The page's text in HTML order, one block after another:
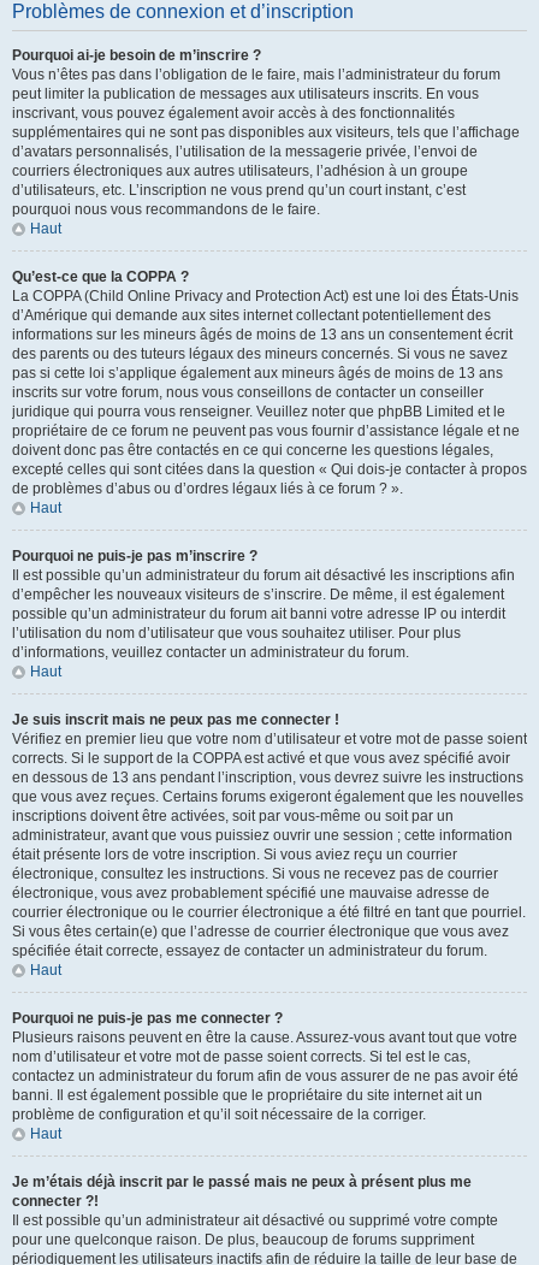
Problèmes de connexion et d’inscription
Pourquoi ai-je besoin de m’inscrire ?
Vous n’êtes pas dans l’obligation de le faire, mais l’administrateur du forum
peut limiter la publication de messages aux utilisateurs inscrits. En vous
inscrivant, vous pouvez également avoir accès à des fonctionnalités
supplémentaires qui ne sont pas disponibles aux visiteurs, tels que l’affichage
d’avatars personnalisés, l’utilisation de la messagerie privée, l’envoi de
courriers électroniques aux autres utilisateurs, l’adhésion à un groupe
d’utilisateurs, etc. L’inscription ne vous prend qu’un court instant, c’est
pourquoi nous vous recommandons de le faire.
Haut
Qu’est-ce que la COPPA ?
La COPPA (Child Online Privacy and Protection Act) est une loi des États-Unis
d’Amérique qui demande aux sites internet collectant potentiellement des
informations sur les mineurs âgés de moins de 13 ans un consentement écrit
des parents ou des tuteurs légaux des mineurs concernés. Si vous ne savez
pas si cette loi s’applique également aux mineurs âgés de moins de 13 ans
inscrits sur votre forum, nous vous conseillons de contacter un conseiller
juridique qui pourra vous renseigner. Veuillez noter que phpBB Limited et le
propriétaire de ce forum ne peuvent pas vous fournir d’assistance légale et ne
doivent donc pas être contactés en ce qui concerne les questions légales,
excepté celles qui sont citées dans la question « Qui dois-je contacter à propos
de problèmes d’abus ou d’ordres légaux liés à ce forum ? ».
Haut
Pourquoi ne puis-je pas m’inscrire ?
Il est possible qu’un administrateur du forum ait désactivé les inscriptions afin
d’empêcher les nouveaux visiteurs de s’inscrire. De même, il est également
possible qu’un administrateur du forum ait banni votre adresse IP ou interdit
l’utilisation du nom d’utilisateur que vous souhaitez utiliser. Pour plus
d’informations, veuillez contacter un administrateur du forum.
Haut
Je suis inscrit mais ne peux pas me connecter !
Vérifiez en premier lieu que votre nom d’utilisateur et votre mot de passe soient
corrects. Si le support de la COPPA est activé et que vous avez spécifié avoir
en dessous de 13 ans pendant l’inscription, vous devrez suivre les instructions
que vous avez reçues. Certains forums exigeront également que les nouvelles
inscriptions doivent être activées, soit par vous-même ou soit par un
administrateur, avant que vous puissiez ouvrir une session ; cette information
était présente lors de votre inscription. Si vous aviez reçu un courrier
électronique, consultez les instructions. Si vous ne recevez pas de courrier
électronique, vous avez probablement spécifié une mauvaise adresse de
courrier électronique ou le courrier électronique a été filtré en tant que pourriel.
Si vous êtes certain(e) que l’adresse de courrier électronique que vous avez
spécifiée était correcte, essayez de contacter un administrateur du forum.
Haut
Pourquoi ne puis-je pas me connecter ?
Plusieurs raisons peuvent en être la cause. Assurez-vous avant tout que votre
nom d’utilisateur et votre mot de passe soient corrects. Si tel est le cas,
contactez un administrateur du forum afin de vous assurer de ne pas avoir été
banni. Il est également possible que le propriétaire du site internet ait un
problème de configuration et qu’il soit nécessaire de la corriger.
Haut
Je m’étais déjà inscrit par le passé mais ne peux à présent plus me
connecter ?!
Il est possible qu’un administrateur ait désactivé ou supprimé votre compte
pour une quelconque raison. De plus, beaucoup de forums suppriment
périodiquement les utilisateurs inactifs afin de réduire la taille de leur base de